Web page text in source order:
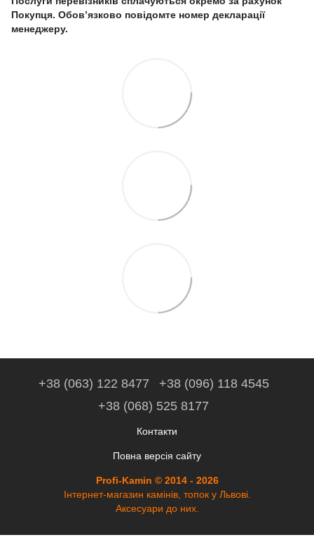
Покупця. Обов’язково повідомте номер декларації
менеджеру.
+38 (063) 122 8477
+38 (096) 118 4545
+38 (068) 525 8177
Контакти
Повна версія сайту
Profi-Kamin © 2014 - 2026
Інтернет-магазин камінів, топок у Львові.
Аксесуари до них.